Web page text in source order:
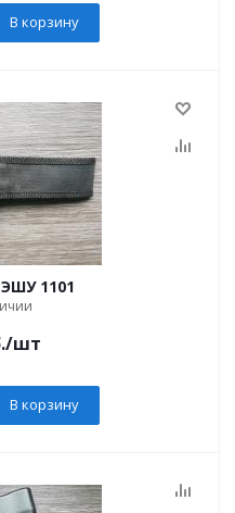
В корзину
1101
/шт
В корзину